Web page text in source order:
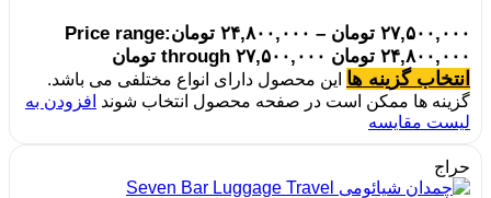
۲۷,۵۰۰,۰۰۰ تومان – ۲۴,۸۰۰,۰۰۰ تومانPrice range:
۲۴,۸۰۰,۰۰۰ تومان through ۲۷,۵۰۰,۰۰۰ تومان
انتخاب گزینه ها این محصول دارای انواع مختلفی می باشد.
گزینه ها ممکن است در صفحه محصول انتخاب شوند افزودن به
لیست مقایسه
حراج